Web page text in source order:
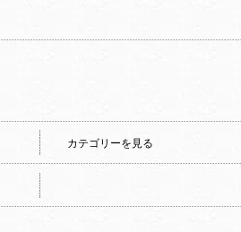
カテゴリーを見る